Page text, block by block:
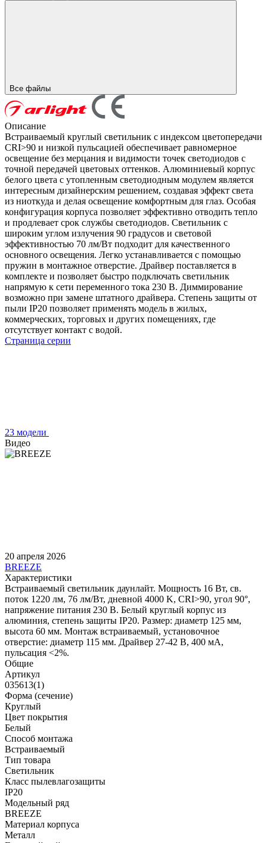
Все файлы
Описание
Встраиваемый круглый светильник с индексом цветопередачи
CRI>90 и низкой пульсацией обеспечивает равномерное
освещение без мерцания и видимости точек светодиодов с
точной передачей цветовых оттенков. Алюминиевый корпус
белого цвета с утопленным светодиодным модулем является
интересным дизайнерским решением, создавая эффект света
из ниоткуда и делая освещение комфортным для глаз. Особая
конфигурация корпуса позволяет эффективно отводить тепло
и продлевает срок службы светодиодов. Светильник с
широким углом излучения 90 градусов и световой
эффективностью 70 лм/Вт подходит для качественного
основного освещения. Легко устанавливается с помощью
пружин в монтажное отверстие. Драйвер поставляется в
комплекте и позволяет быстро подключать светильник
напрямую к сети переменного тока 230 В. Диммирование
возможно при замене штатного драйвера. Степень защиты от
пыли IP20 позволяет применять модель в жилых,
коммерческих, торговых и других помещениях, где
отсутствует контакт с водой.
Страница серии
23 модели
Видео
20 апреля 2026
BREEZE
Характеристики
Встраиваемый светильник даунлайт. Мощность 16 Вт, св.
поток 1220 лм, 76 лм/Вт, дневной 4000 K, CRI>90, угол 90°,
напряжение питания 230 В. Белый круглый корпус из
алюминия, степень защиты IP20. Размер: диаметр 125 мм,
высота 60 мм. Монтаж встраиваемый, установочное
отверстие: диаметр 115 мм. Драйвер 27-42 В, 400 мА,
пульсация <2%.
Общие
Артикул
035613(1)
Форма (сечение)
Круглый
Цвет покрытия
Белый
Способ монтажа
Встраиваемый
Тип товара
Светильник
Класс пылевлагозащиты
IP20
Модельный ряд
BREEZE
Материал корпуса
Металл